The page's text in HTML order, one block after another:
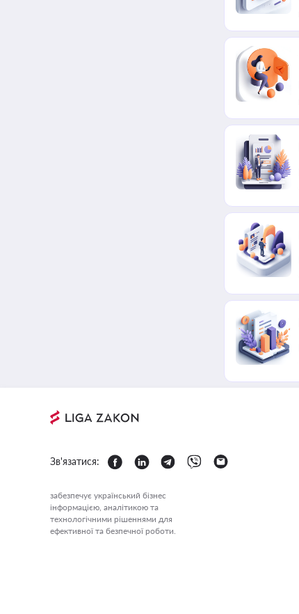
Зв'язатися:
забезпечує український бізнес
інформацією, аналітикою та
технологічними рішеннями для
ефективної та безпечної роботи.